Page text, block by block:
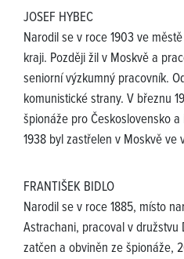
JOSEF HYBEC
Narodil se v roce 1903 ve
kraji. Později žil v Moskvě a
seniorní výzkumný pracovník.
komunistické strany. V březnu
špionáže pro Československo
1938 byl zastřelen v Moskvě ve
FRANTIŠEK BIDLO
Narodil se v roce 1885, místo
Astrachani, pracoval v družstvu
zatčen a obviněn ze špionáže,